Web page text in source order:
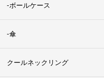
-ボールケース
-傘
クールネックリング